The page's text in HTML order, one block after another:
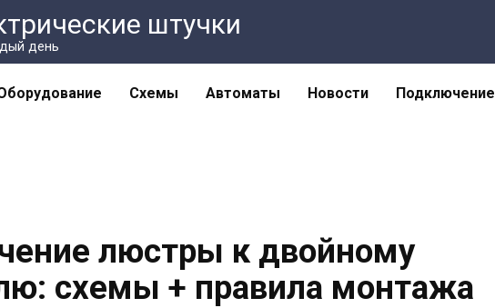
штучки
день
Схемы Автоматы Новости Подключение
люстры к двойному
схемы + правила монтажа